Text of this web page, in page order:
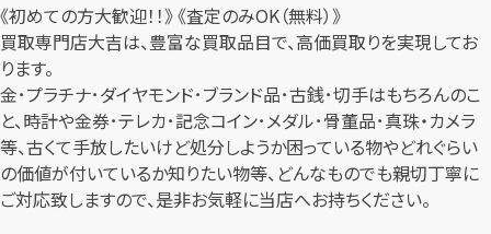
《初めての方大歓迎！！》 《査定のみOK（無料）》
買取専門店大吉は、豊富な買取品目で、高価買取りを実現してお
ります。
金･プラチナ･ダイヤモンド･ブランド品･古銭･切手はもちろんのこ
と、時計や金券･テレカ･記念コイン･メダル･骨董品･真珠・カメラ
等、古くて手放したいけど処分しようか困っている物やどれぐらい
の価値が付いているか知りたい物等、どんなものでも親切丁寧に
ご対応致しますので、是非お気軽に当店へお持ちください。